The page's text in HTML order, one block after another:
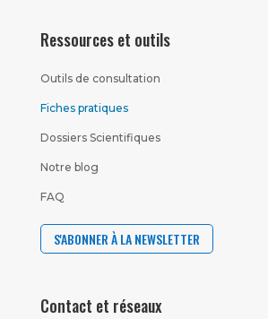
Ressources et outils
Outils de consultation
Fiches pratiques
Dossiers Scientifiques
Notre blog
FAQ
S'ABONNER À LA NEWSLETTER
Contact et réseaux